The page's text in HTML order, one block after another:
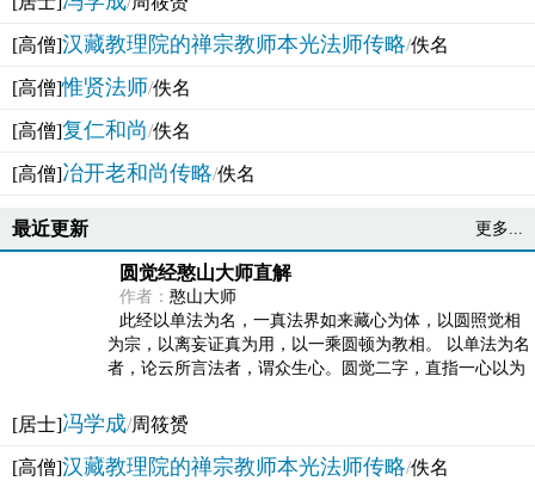
[高僧]汉藏教理院的禅宗教师本光法师传略/佚名
[高僧]惟贤法师/佚名
[高僧]复仁和尚/佚名
[高僧]冶开老和尚传略/佚名
最近更新 更多...
圆觉经憨山大师直解
作者： 憨山大师
此经以单法为名，一真法界如来藏心为体，以圆照觉相
为宗，以离妄证真为用，以一乘圆顿为教相。 以单法为名
者，论云所言法者，谓众生心。圆觉二字，直指一心以为
[居士]冯学成/周筱赟
[高僧]汉藏教理院的禅宗教师本光法师传略/佚名